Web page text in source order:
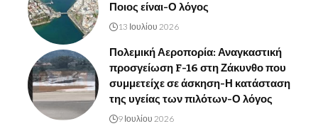
Ποιος είναι-Ο λόγος
13 Ιουλίου 2026
Πολεμική Αεροπορία: Αναγκαστική
προσγείωση F-16 στη Ζάκυνθο που
συμμετείχε σε άσκηση-Η κατάσταση
της υγείας των πιλότων-Ο λόγος
9 Ιουλίου 2026